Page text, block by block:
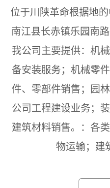
位于川陕革命根据地
南江县长赤镇乐园南
我公司主要提供：机
备安装服务；机械零
件、零部件销售；园
公司工程建设业务；
建筑材料销售。：各
物运输；建